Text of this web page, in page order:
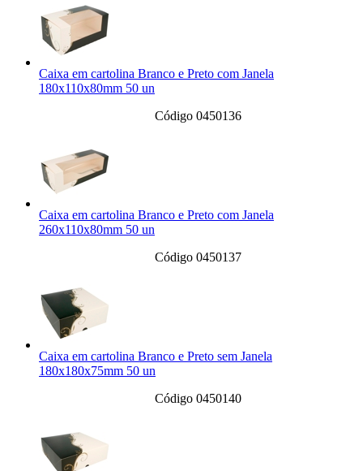
Caixa em cartolina Branco e Preto com Janela
180x110x80mm 50 un
Código 0450136
Caixa em cartolina Branco e Preto com Janela
260x110x80mm 50 un
Código 0450137
Caixa em cartolina Branco e Preto sem Janela
180x180x75mm 50 un
Código 0450140